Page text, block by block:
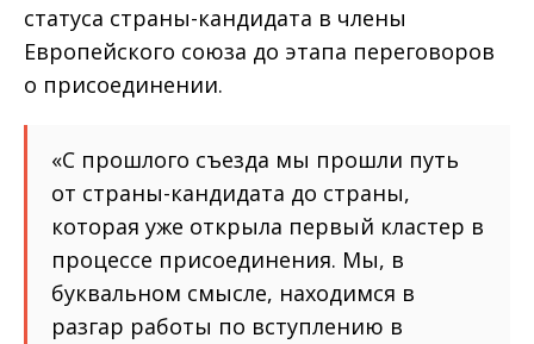
статуса страны-кандидата в члены
Европейского союза до этапа переговоров
о присоединении.
«С прошлого съезда мы прошли путь
от страны-кандидата до страны,
которая уже открыла первый кластер в
процессе присоединения. Мы, в
буквальном смысле, находимся в
разгар работы по вступлению в